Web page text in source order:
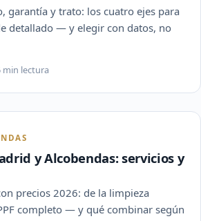
garantía y trato: los cuatro ejes para
detallado — y elegir con datos, no
min lectura
y Alcobendas: servicios y
precios 2026: de la limpieza
completo — y qué combinar según